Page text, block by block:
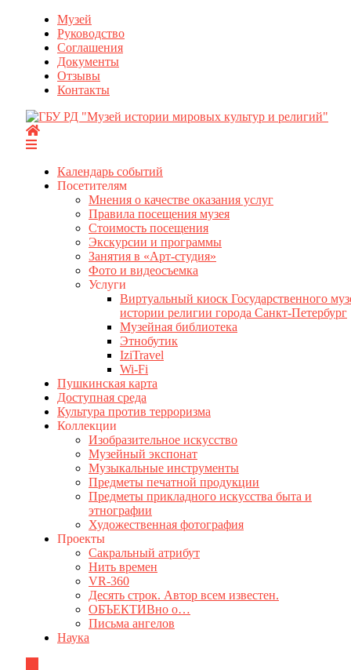
Перейти
содержимому
Музей
Руководство
Соглашения
Документы
Отзывы
Контакты
Календарь событий
Посетителям
Мнения о качестве оказания услуг
Правила посещения музея
Стоимость посещения
Экскурсии и программы
Занятия в «Арт-студия»
Фото и видеосъемка
Услуги
Виртуальный киоск Государственного
истории религии города Санкт-Петербург
Музейная библиотека
Этнобутик
IziTravel
Wi-Fi
Пушкинская карта
Доступная среда
Культура против терроризма
Коллекции
Изобразительное искусство
Музейный экспонат
Музыкальные инструменты
Предметы печатной продукции
Предметы прикладного искусства быта и
этнографии
Художественная фотография
Проекты
Сакральный атрибут
Нить времен
VR-360
Десять строк. Автор всем известен.
ОБЪЕКТИВно о…
Письма ангелов
Наука